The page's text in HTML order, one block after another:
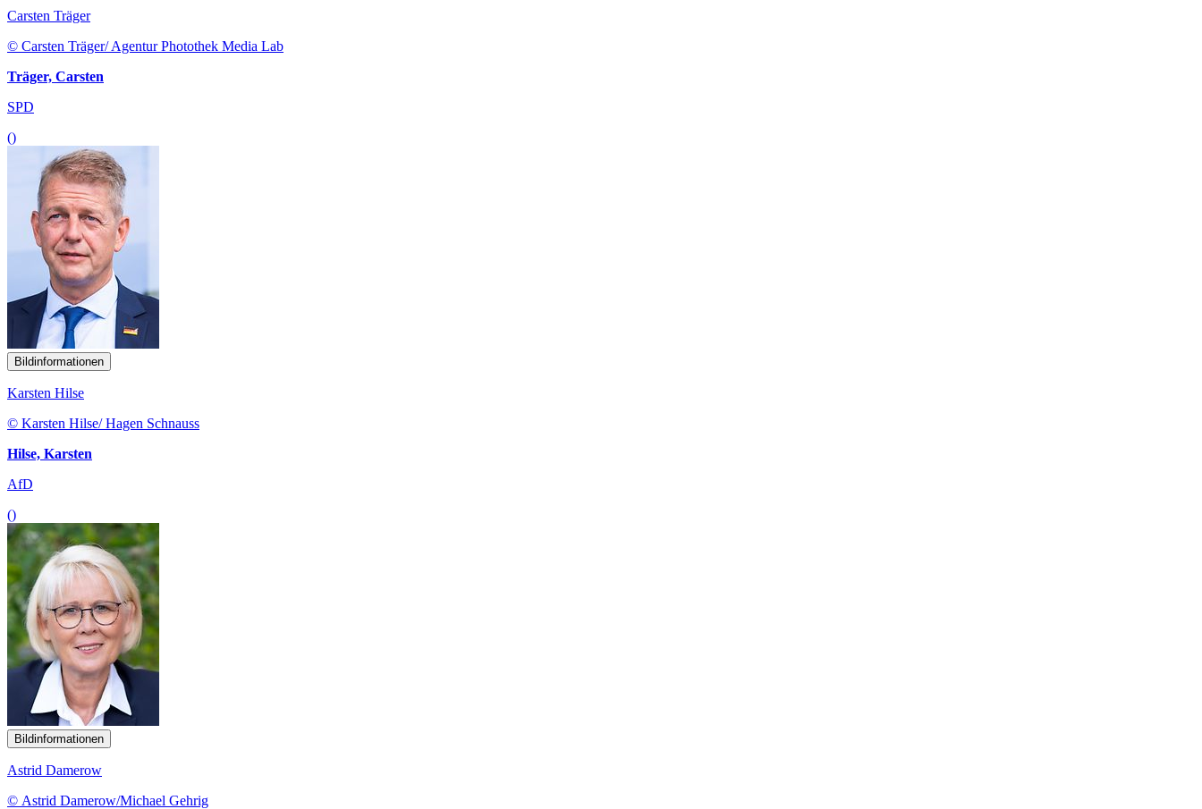
Carsten Träger
© Carsten Träger/ Agentur Photothek Media Lab
Träger, Carsten
SPD
()
Bildinformationen
Karsten Hilse
© Karsten Hilse/ Hagen Schnauss
Hilse, Karsten
AfD
()
Bildinformationen
Astrid Damerow
© Astrid Damerow/Michael Gehrig